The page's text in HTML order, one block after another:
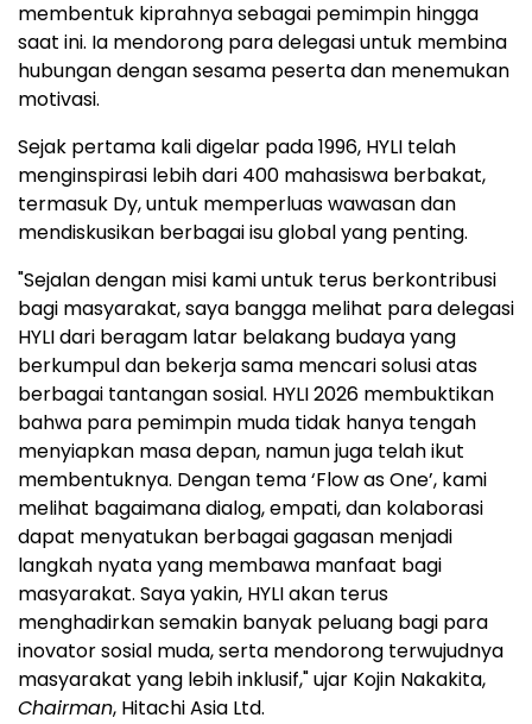
membentuk kiprahnya sebagai pemimpin hingga
saat ini. Ia mendorong para delegasi untuk membina
hubungan dengan sesama peserta dan menemukan
motivasi.
Sejak pertama kali digelar pada 1996, HYLI telah
menginspirasi lebih dari 400 mahasiswa berbakat,
termasuk Dy, untuk memperluas wawasan dan
mendiskusikan berbagai isu global yang penting.
"Sejalan dengan misi kami untuk terus berkontribusi
bagi masyarakat, saya bangga melihat para delegasi
HYLI dari beragam latar belakang budaya yang
berkumpul dan bekerja sama mencari solusi atas
berbagai tantangan sosial. HYLI 2026 membuktikan
bahwa para pemimpin muda tidak hanya tengah
menyiapkan masa depan, namun juga telah ikut
membentuknya. Dengan tema ‘Flow as One’, kami
melihat bagaimana dialog, empati, dan kolaborasi
dapat menyatukan berbagai gagasan menjadi
langkah nyata yang membawa manfaat bagi
masyarakat. Saya yakin, HYLI akan terus
menghadirkan semakin banyak peluang bagi para
inovator sosial muda, serta mendorong terwujudnya
masyarakat yang lebih inklusif," ujar Kojin Nakakita,
Chairman, Hitachi Asia Ltd.